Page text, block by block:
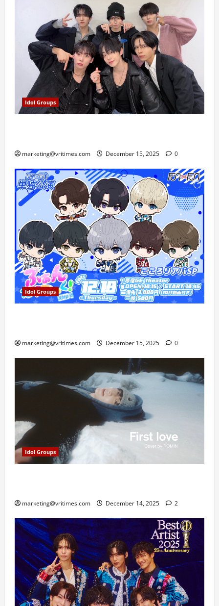
Idol Groups
marketing@vritimes.com December 15, 2025 0
Idol Groups
marketing@vritimes.com December 15, 2025 0
Idol Groups
marketing@vritimes.com December 14, 2025 2